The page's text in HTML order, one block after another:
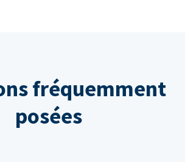
fréquemment
posées